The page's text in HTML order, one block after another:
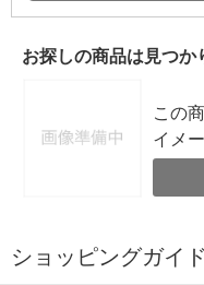
お探しの商品は見つか
この
イメ
ショッピングガイド